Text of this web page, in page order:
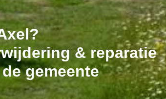
& reparatie
gemeente